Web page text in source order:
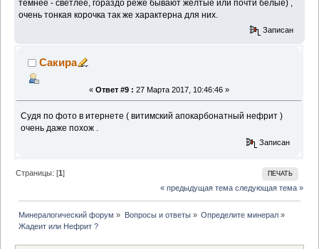
темнее - светлее, гораздо реже бывают жёлтые или почти белые) ,
очень тонкая корочка так же характерна для них.
Записан
Сакира
« Ответ #9 : 27 Марта 2017, 10:46:46 »
Судя по фото в итернете ( витимский апокарбонатный нефрит )
очень даже похож .
Записан
ПЕЧАТЬ
Страницы: [1]
« предыдущая тема следующая тема »
Минералогический форум » Вопросы и ответы» Определите минерал»
Жадеит или Нефрит ?